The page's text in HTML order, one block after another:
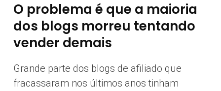
O problema é que a maioria
dos blogs morreu tentando
vender demais
Grande parte dos blogs de afiliado que
fracassaram nos últimos anos tinham